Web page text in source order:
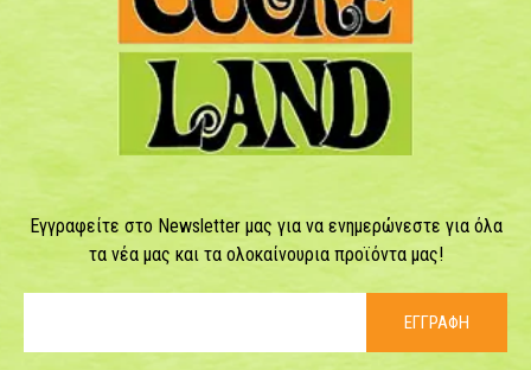
Εγγραφείτε στο Newsletter μας για να ενημερώνεστε για όλα
τα νέα μας και τα ολοκαίνουρια προϊόντα μας!
ΕΓΓΡΑΦΗ